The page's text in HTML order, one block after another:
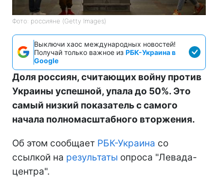
Фото: россияне (Getty Images)
Выключи хаос международных новостей!
Получай только важное из РБК-Украина в
Google
Доля россиян, считающих войну против
Украины успешной, упала до 50%. Это
самый низкий показатель с самого
начала полномасштабного вторжения.
Об этом сообщает РБК-Украина со
ссылкой на результаты опроса "Левада-
центра".